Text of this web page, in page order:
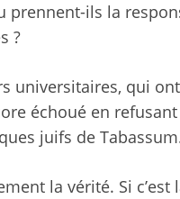
prennent-ils la
?
universitaires, qui
échoué en
juifs de
la vérité. Si